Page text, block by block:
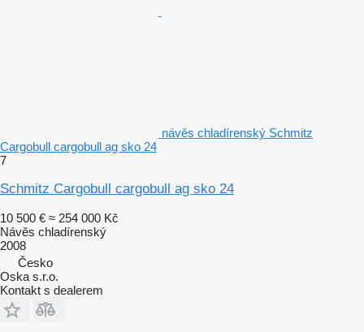
návěs chladírenský Schmitz
Cargobull cargobull ag sko 24
7
Schmitz Cargobull cargobull ag sko 24
10 500 € ≈ 254 000 Kč
Návěs chladírenský
2008
Česko
Oska s.r.o.
Kontakt s dealerem